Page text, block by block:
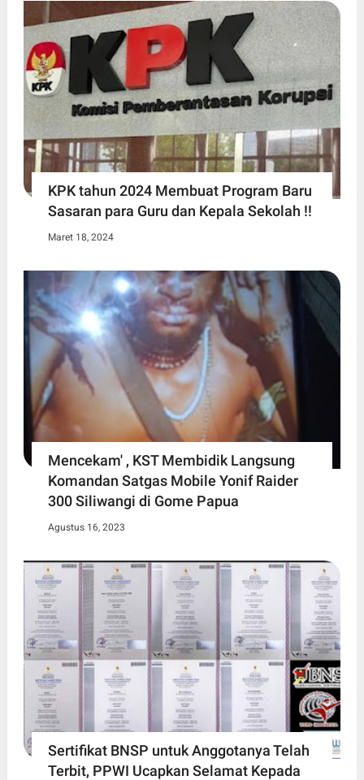
KPK tahun 2024 Membuat Program Baru
Sasaran para Guru dan Kepala Sekolah !!
Maret 18, 2024
Mencekam' , KST Membidik Langsung
Komandan Satgas Mobile Yonif Raider
300 Siliwangi di Gome Papua
Agustus 16, 2023
Sertifikat BNSP untuk Anggotanya Telah
Terbit, PPWI Ucapkan Selamat Kepada